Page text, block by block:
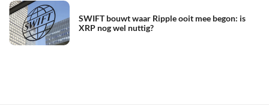
SWIFT bouwt waar Ripple ooit mee begon: is
XRP nog wel nuttig?